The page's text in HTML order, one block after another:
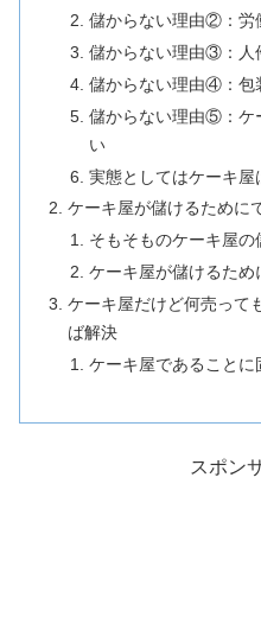
儲からない理由②：労
儲からない理由③：人
儲からない理由④：包
儲からない理由⑤：ケ
い
実態としてはケーキ
ケーキ屋が儲けるために
そもそものケーキ屋の
ケーキ屋が儲けるため
ケーキ屋だけど何売って
ば解決
ケーキ屋であること
スポン